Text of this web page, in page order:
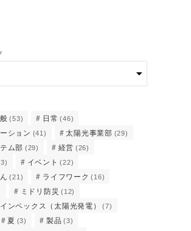
(53) 日常 (46)
ション (41) 太陽光事業部 (29)
ム部 (29) 経営 (26)
イベント (22)
(21) ライフワーク (16)
ミドリ防災 (12)
ンペックス（太陽光発電） (7)
夏 (3) 製品 (3)